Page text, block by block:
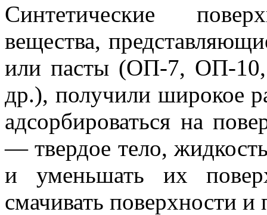
Синтетические
вещества,
или пасты (ОП-7, ОП-10,
др.), получили широкое
адсорбироваться на
— твердое тело,
и уменьшать их
смачивать поверхности